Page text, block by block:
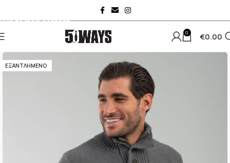
Skip to main content
0 €0.00
ΕΞΑΝΤΛΗΜΈΝΟ